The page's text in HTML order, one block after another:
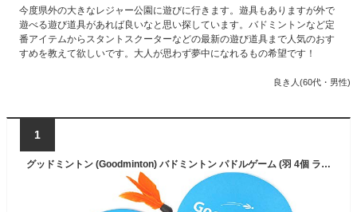
今度県外の大きなレジャー公園に遊びに行きます。遊具もありますが外で
遊べる遊び道具があれば良いなと思い探しています。バドミントンなど定
番アイテムからスタントスクーターなどの最新の遊び道具まで人気のおす
すめを教えて欲しいです。大人が思わず夢中になれるもの希望です！
良き人(60代・男性)
1
グッドミントン (Goodminton) バドミントン パドルゲーム (羽 4個 ラケット 2本 メッシュバッグ セット) 屋外 軽量 おもちゃ ファミリースポーツ 【 日本正規品 】